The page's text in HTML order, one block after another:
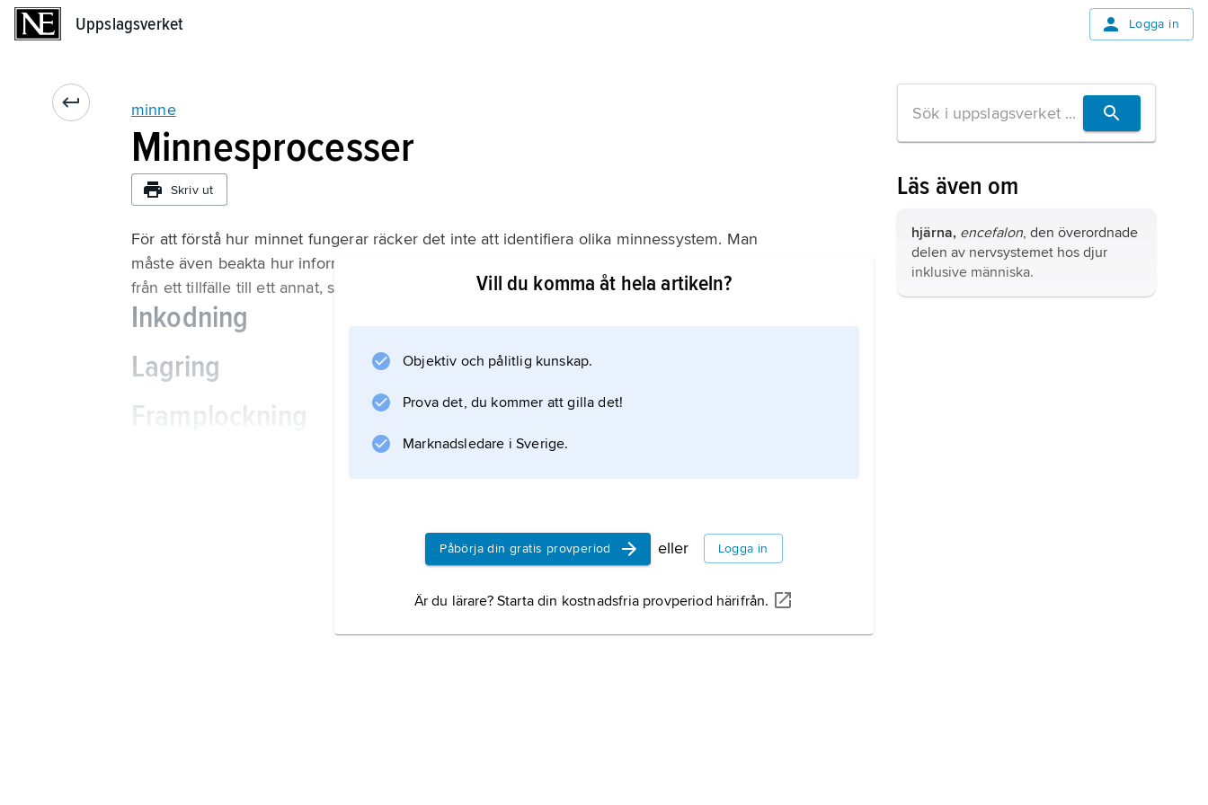
Uppslagsverket Logga in
minne
Minnesprocesser
Skriv ut
För att förstå hur minnet fungerar räcker det inte att identifiera olika minnessystem. Man
måste även beakta hur information kodas in i dessa system, hur informationen lagras i minnet
från ett tillfälle till ett annat, samt hur information plockas fram ur minnet.
Inkodning
Lagring
Framplockning
Vill du komma åt hela artikeln?
Objektiv och pålitlig kunskap.
Prova det, du kommer att gilla det!
Marknadsledare i Sverige.
Påbörja din gratis provperiod eller Logga in
Är du lärare? Starta din kostnadsfria provperiod härifrån.
Läs även om
hjärna, encefalon, den överordnade
delen av nervsystemet hos djur
inklusive människa.